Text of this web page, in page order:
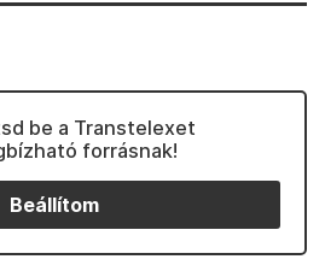
be a Transtelexet
forrásnak!
Beállítom